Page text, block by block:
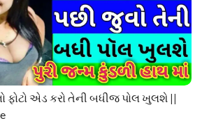
ફોટો એડ કરો તેની બધીજ પોલ ખુલશે ||